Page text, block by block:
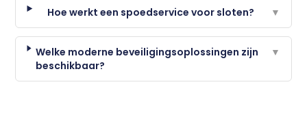
Hoe werkt een spoedservice voor sloten? ▼
Welke moderne beveiligingsoplossingen zijn
beschikbaar?
▼